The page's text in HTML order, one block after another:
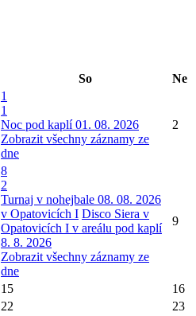
So Ne
1
1
Noc pod kaplí 01. 08. 2026
Zobrazit všechny záznamy ze
dne
2
8
2
Turnaj v nohejbale 08. 08. 2026
v Opatovicích I Disco Siera v
Opatovicích I v areálu pod kaplí
8. 8. 2026
Zobrazit všechny záznamy ze
dne
9
15
16
22 23